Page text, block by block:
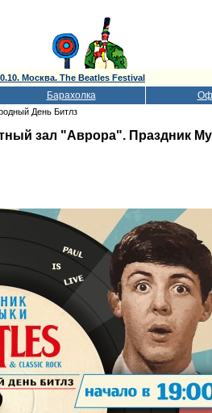
Москва. The Beatles Festival
Барахолка
День Битлз
зал "Аврора". Праздник